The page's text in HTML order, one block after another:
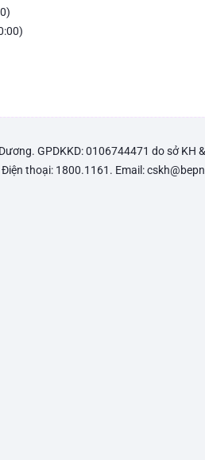
GPDKKD: 0106744471 do sở
thoại: 1800.1161. Email: